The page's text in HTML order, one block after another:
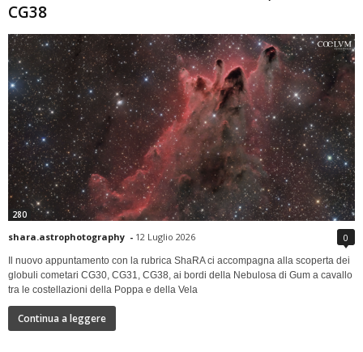
CG38
280
shara.astrophotography - 12 Luglio 2026 0
Il nuovo appuntamento con la rubrica ShaRA ci accompagna alla scoperta dei
globuli cometari CG30, CG31, CG38, ai bordi della Nebulosa di Gum a cavallo
tra le costellazioni della Poppa e della Vela
Continua a leggere